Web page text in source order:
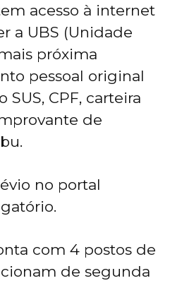
acesso à internet
a UBS (Unidade
próxima
pessoal original
CPF, carteira
de
no portal
com 4 postos de
de segunda